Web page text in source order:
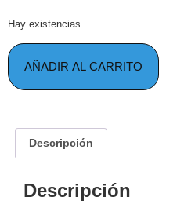
Hay existencias
AÑADIR AL CARRITO
Descripción
Descripción